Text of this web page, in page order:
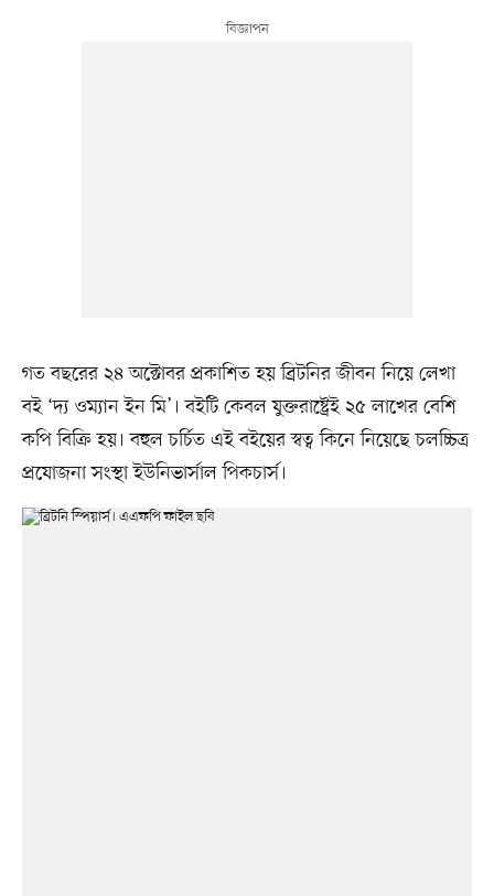
গত বছরের ২৪ অক্টোবর প্রকাশিত হয় ব্রিটনির জীবন নিয়ে লেখা
বই ‘দ্য ওম্যান ইন মি’। বইটি কেবল যুক্তরাষ্ট্রেই ২৫ লাখের বেশি
কপি বিক্রি হয়। বহুল চর্চিত এই বইয়ের স্বত্ব কিনে নিয়েছে চলচ্চিত্র
প্রযোজনা সংস্থা ইউনিভার্সাল পিকচার্স।